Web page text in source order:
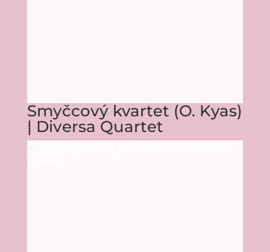
Smyčcový kvartet (O. Kyas)
| Diversa Quartet